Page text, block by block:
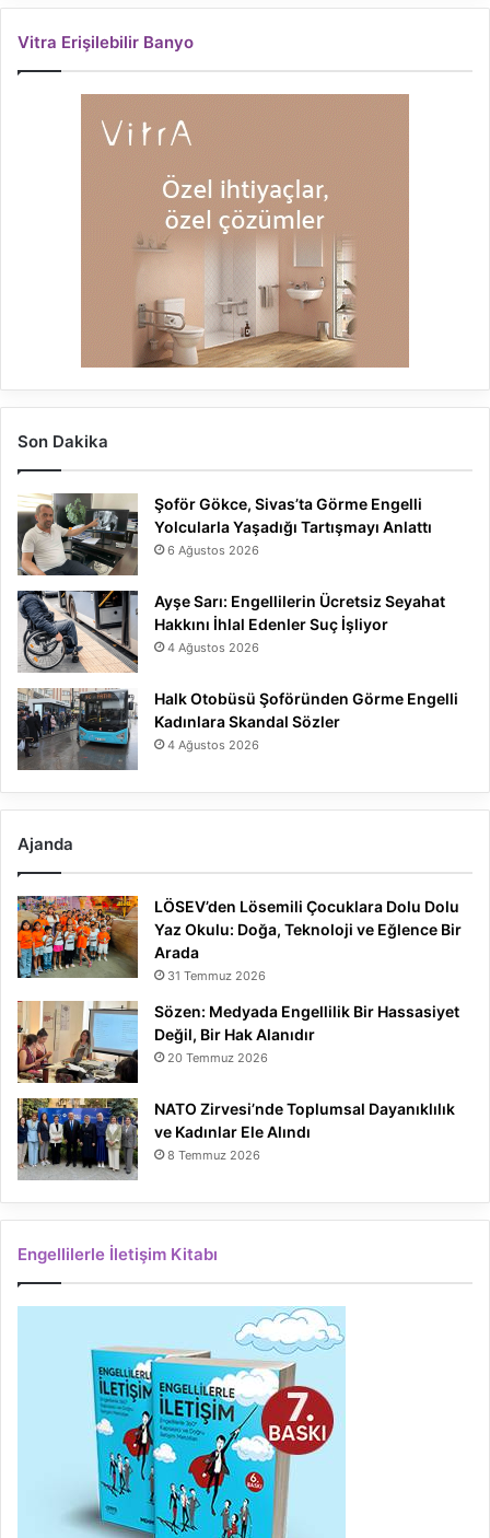
Vitra Erişilebilir Banyo
Son Dakika
Şoför Gökce, Sivas’ta Görme Engelli
Yolcularla Yaşadığı Tartışmayı Anlattı
6 Ağustos 2026
Ayşe Sarı: Engellilerin Ücretsiz Seyahat
Hakkını İhlal Edenler Suç İşliyor
4 Ağustos 2026
Halk Otobüsü Şoföründen Görme Engelli
Kadınlara Skandal Sözler
4 Ağustos 2026
Ajanda
LÖSEV’den Lösemili Çocuklara Dolu Dolu
Yaz Okulu: Doğa, Teknoloji ve Eğlence Bir
Arada
31 Temmuz 2026
Sözen: Medyada Engellilik Bir Hassasiyet
Değil, Bir Hak Alanıdır
20 Temmuz 2026
NATO Zirvesi’nde Toplumsal Dayanıklılık
ve Kadınlar Ele Alındı
8 Temmuz 2026
Engellilerle İletişim Kitabı